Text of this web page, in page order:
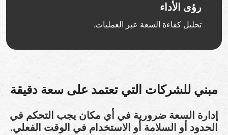
رؤى الأداء
تحليل كفاءة السعة عبر العمليات.
مبني للشركات التي تعتمد على سعة دقيقة
إدارة السعة ضرورية في أي مكان يجب التحكم في
الحدود أو السلامة أو الاستخدام في الوقت الفعلي.